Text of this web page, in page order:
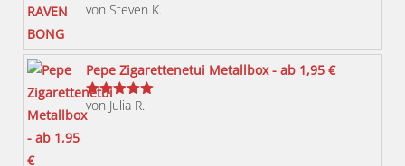
können
Bewertet
von Steven K.
Pepe Zigarettenetui Metallbox - ab 1,95 €
Bewertet
mit
von Julia R.